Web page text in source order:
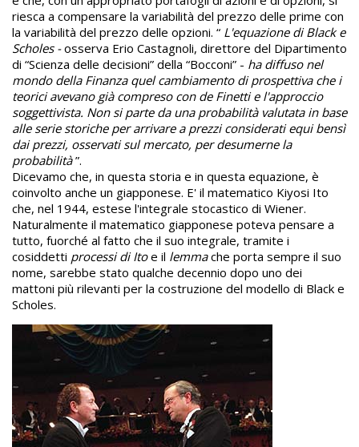
riesca a compensare la variabilità del prezzo delle prime con
la variabilità del prezzo delle opzioni. “ L'equazione di Black e
Scholes -osserva Erio Castagnoli, direttore del Dipartimento
di “Scienza delle decisioni” della “Bocconi” - ha diffuso nel
mondo della Finanza quel cambiamento di prospettiva che i
teorici avevano già compreso con de Finetti e l'approccio
soggettivista. Non si parte da una probabilità valutata in base
alle serie storiche per arrivare a prezzi considerati equi bensì
dai prezzi, osservati sul mercato, per desumerne la
probabilità”.
Dicevamo che, in questa storia e in questa equazione, è
coinvolto anche un giapponese. E' il matematico Kiyosi Ito
che, nel 1944, estese l'integrale stocastico di Wiener.
Naturalmente il matematico giapponese poteva pensare a
tutto, fuorché al fatto che il suo integrale, tramite i
cosiddetti processi di Itoe il lemmache porta sempre il suo
nome, sarebbe stato qualche decennio dopo uno dei
mattoni più rilevanti per la costruzione del modello di Black e
Scholes.